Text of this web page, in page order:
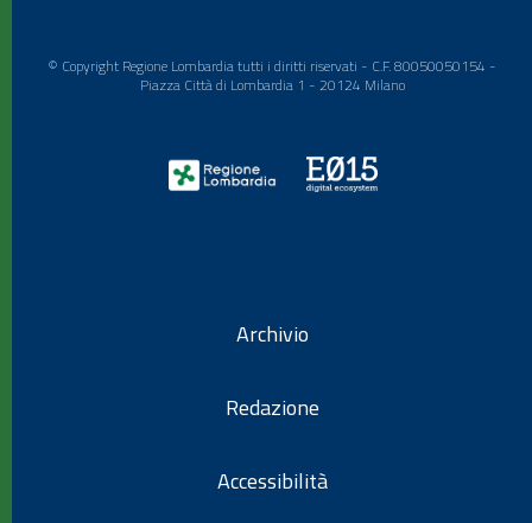
© Copyright Regione Lombardia tutti i diritti riservati - C.F. 80050050154 -
Piazza Città di Lombardia 1 - 20124 Milano
Archivio
Redazione
Accessibilità